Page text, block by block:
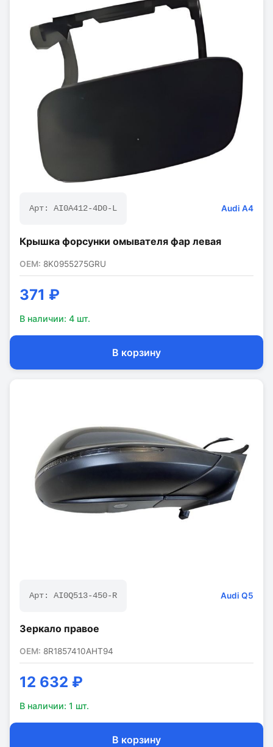
Арт: AI0A412-4D0-L Audi A4
Крышка форсунки омывателя фар левая
OEM: 8K0955275GRU
371 ₽
В наличии: 4 шт.
В корзину
Арт: AI0Q513-450-R Audi Q5
Зеркало правое
OEM: 8R1857410AHT94
12 632 ₽
В наличии: 1 шт.
В корзину